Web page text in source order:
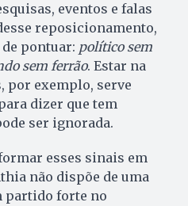
eventos e falas
reposicionamento,
pontuar: político sem
sem ferrão. Estar na
por exemplo, serve
dizer que tem
ser ignorada.
esses sinais em
não dispõe de uma
partido forte no